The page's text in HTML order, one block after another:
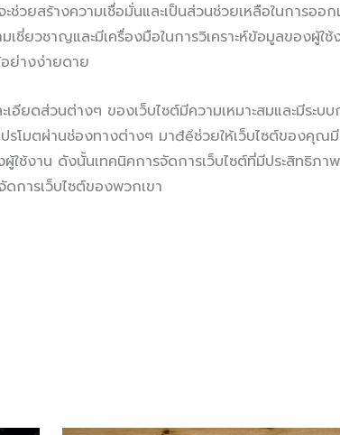
ยสร้างความเชื่อมั่นและเป็นส่วนช่วยเหลือในการออก
วชาญและมีเครื่องมือในการวิเคราะห์ข้อมูลของผู้ใช้ง
อย่างง่ายดาย
อียดส่วนต่างๆ ของเว็บไซต์มีความเหมาะสมและมีระบ
รโมตผ่านช่องทางต่างๆ มาđểช่วยให้เว็บไซต์ของคุณ
ช้งาน ดังนั้นเทคนิคการจัดการเว็บไซต์ที่มีประสิทธิภา
การเว็บไซต์ของพวกเขา